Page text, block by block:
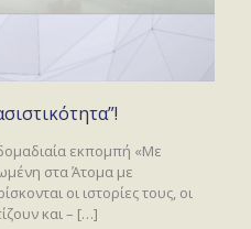
εκπομπή «Με
στα Άτομα με
οι ιστορίες τους, οι
και – […]